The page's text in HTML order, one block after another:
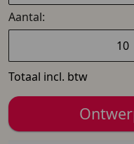
Aantal:
Totaal incl. btw